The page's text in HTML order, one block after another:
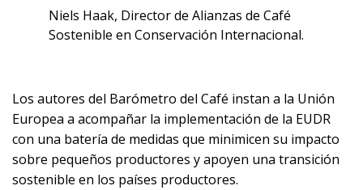
Niels Haak, Director de Alianzas de Café
Sostenible en Conservación Internacional.
Los autores del Barómetro del Café instan a la Unión
Europea a acompañar la implementación de la EUDR
con una batería de medidas que minimicen su impacto
sobre pequeños productores y apoyen una transición
sostenible en los países productores.